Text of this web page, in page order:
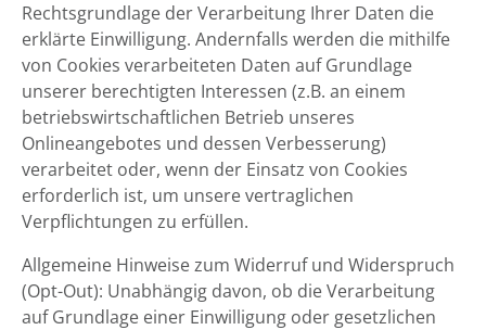
Rechtsgrundlage der Verarbeitung Ihrer Daten die
erklärte Einwilligung. Andernfalls werden die mithilfe
von Cookies verarbeiteten Daten auf Grundlage
unserer berechtigten Interessen (z.B. an einem
betriebswirtschaftlichen Betrieb unseres
Onlineangebotes und dessen Verbesserung)
verarbeitet oder, wenn der Einsatz von Cookies
erforderlich ist, um unsere vertraglichen
Verpflichtungen zu erfüllen.
Allgemeine Hinweise zum Widerruf und Widerspruch
(Opt-Out): Unabhängig davon, ob die Verarbeitung
auf Grundlage einer Einwilligung oder gesetzlichen